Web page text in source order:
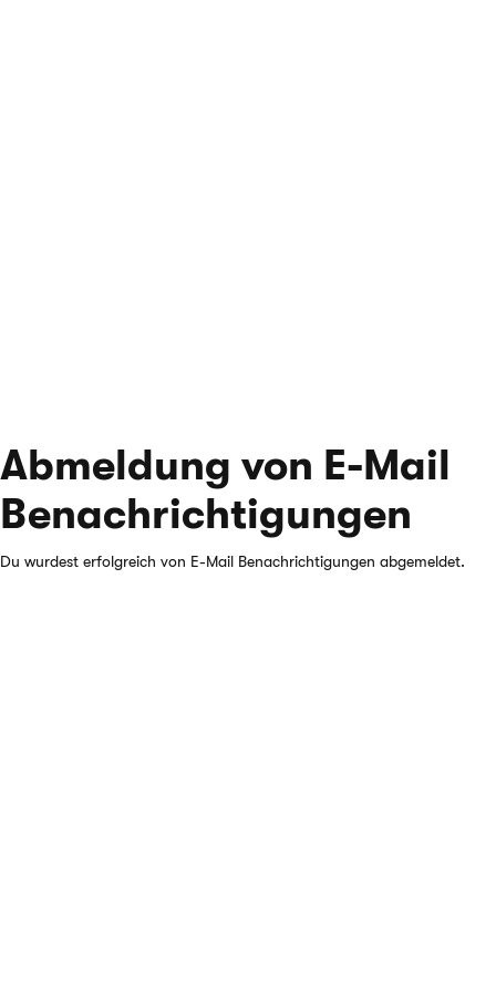
Abmeldung von E-Mail
Benachrichtigungen
Du wurdest erfolgreich von E-Mail Benachrichtigungen abgemeldet.